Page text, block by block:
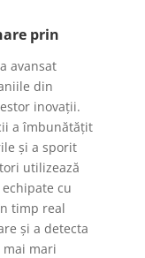
prin
avansat
din
inovații.
a îmbunătățit
și a sporit
utilizează
cu
timp real
și a detecta
mari